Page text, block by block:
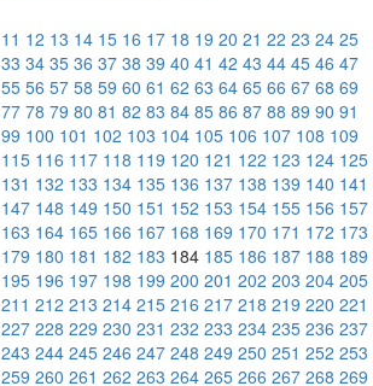
11 12 13 14 15 16 17 18 19 20 21 22 23 24 25
33 34 35 36 37 38 39 40 41 42 43 44 45 46 47
55 56 57 58 59 60 61 62 63 64 65 66 67 68 69
77 78 79 80 81 82 83 84 85 86 87 88 89 90 91
99 100 101 102 103 104 105 106 107 108 109
115 116 117 118 119 120 121 122 123 124 125
131 132 133 134 135 136 137 138 139 140 141
147 148 149 150 151 152 153 154 155 156 157
163 164 165 166 167 168 169 170 171 172 173
179 180 181 182 183 184 185 186 187 188 189
195 196 197 198 199 200 201 202 203 204 205
211 212 213 214 215 216 217 218 219 220 221
227 228 229 230 231 232 233 234 235 236 237
243 244 245 246 247 248 249 250 251 252 253
259 260 261 262 263 264 265 266 267 268 269